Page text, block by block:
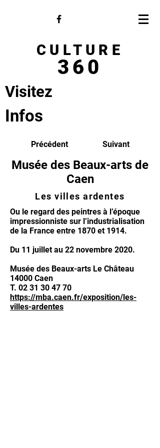
CULTURE
360
Visitez
Infos
Suivant
Précédent
Musée des Beaux-arts de
Caen
Les villes ardentes
Ou le regard des peintres à l’époque
impressionniste sur l’industrialisation
de la France entre 1870 et 1914.
Du 11 juillet au 22 novembre 2020.
Musée des Beaux-arts Le Château
14000 Caen
T. 02 31 30 47 70
https://mba.caen.fr/exposition/les-
villes-ardentes